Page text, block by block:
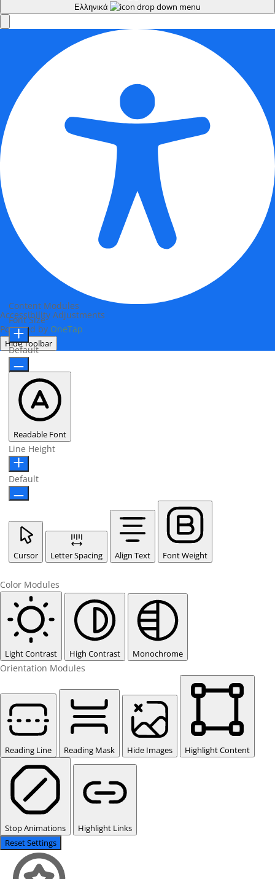
Ελληνικά
Accessibility Adjustments
Powered by OneTap
Hide Toolbar
Content Modules
Font Size
Default
Readable Font
Line Height
Default
Cursor Letter Spacing Align Text Font Weight
Color Modules
Light Contrast High Contrast Monochrome
Orientation Modules
Reading Line Reading Mask Hide Images Highlight Content
Stop Animations
Highlight Links
Reset Settings